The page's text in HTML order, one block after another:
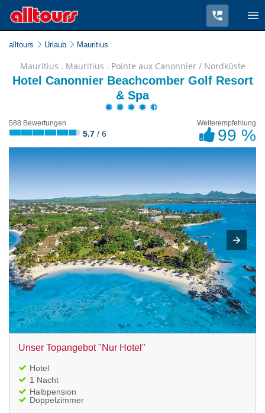
alltours Urlaub Mauritius
Mauritius . Mauritius . Pointe aux Canonnier / Nordküste
Hotel Canonnier Beachcomber Golf Resort
& Spa
588 Bewertungen
5.7 / 6
Weiterempfehlung
99 %
Unser Topangebot "Nur Hotel"
Hotel
1 Nacht
Halbpension
Doppelzimmer